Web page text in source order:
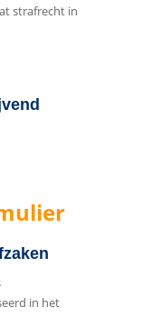
strafrecht in
in het